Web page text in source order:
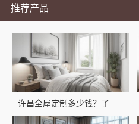
推荐产品